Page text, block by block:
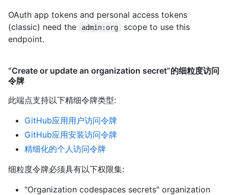
OAuth app tokens and personal access tokens
(classic) need the
admin:org
scope to use this
endpoint.
“Create or update an organization secret”的细粒度访问
令牌
此端点支持以下精细令牌类型:
GitHub应用用户访问令牌
GitHub应用安装访问令牌
精细化的个人访问令牌
细粒度令牌必须具有以下权限集:
"Organization codespaces secrets" organization